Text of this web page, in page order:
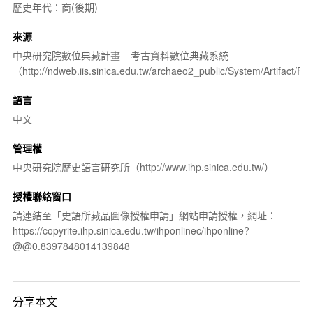
歷史年代：商(後期)
來源
中央研究院數位典藏計畫---考古資料數位典藏系統
（http://ndweb.iis.sinica.edu.tw/archaeo2_public/System/Artifact/
語言
中文
管理權
中央研究院歷史語言研究所（http://www.ihp.sinica.edu.tw/）
授權聯絡窗口
請連結至「史語所藏品圖像授權申請」網站申請授權，網址：
https://copyrite.ihp.sinica.edu.tw/ihponlinec/ihponline?
@@0.8397848014139848
分享本文